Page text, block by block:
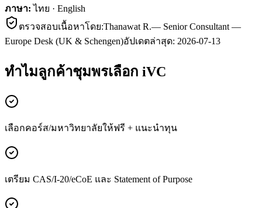
ภาษา: ไทย · English
ตรวจสอบเนื้อหาโดย:Thanawat R.— Senior Consultant —
Europe Desk (UK & Schengen)อัปเดตล่าสุด: 2026-07-13
ทำไมลูกค้าชุมพรเลือก iVC
เลือกคอร์ส/มหาวิทยาลัยให้ฟรี + แนะนำทุน
เตรียม CAS/I-20/eCoE และ Statement of Purpose